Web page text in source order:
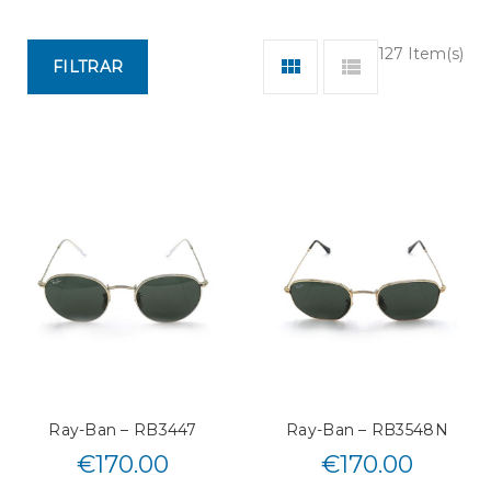
127 Item(s)
FILTRAR
Ray-Ban – RB3447
€170.00
Ray-Ban – RB3548N
€170.00